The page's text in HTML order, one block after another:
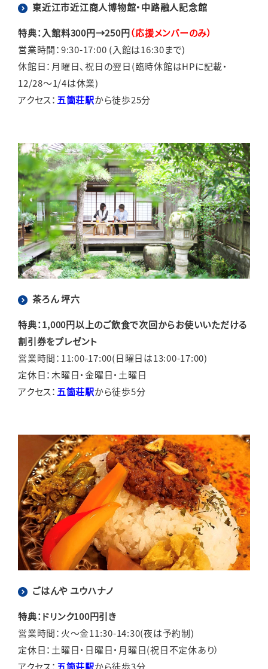
東近江市近江商人博物館・中路融人記念館
特典：入館料300円→250円（応援メンバーのみ）
営業時間：9:30-17:00 (入館は16:30まで)
休館日：月曜日、祝日の翌日(臨時休館はHPに記載・
12/28～1/4は休業)
アクセス： 五箇荘駅から徒歩25分
茶ろん 坪六
特典：1,000円以上のご飲食で次回からお使いいただける
割引券をプレゼント
営業時間：11:00-17:00(日曜日は13:00-17:00)
定休日：木曜日・金曜日・土曜日
アクセス： 五箇荘駅から徒歩5分
ごはんや ユウハナノ
特典：ドリンク100円引き
営業時間：火～金11:30-14:30(夜は予約制)
定休日：土曜日・日曜日・月曜日(祝日不定休あり）
アクセス： 五箇荘駅から徒歩3分